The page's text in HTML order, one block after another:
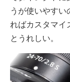
うが使いやすい
ればカスタマイ
とうれしい。